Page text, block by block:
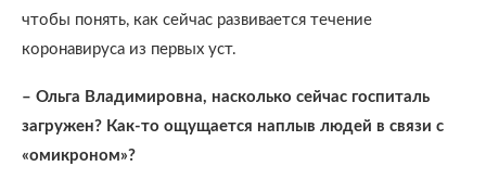
чтобы понять, как сейчас развивается течение
коронавируса из первых уст.
– Ольга Владимировна, насколько сейчас госпиталь
загружен? Как-то ощущается наплыв людей в связи с
«омикроном»?